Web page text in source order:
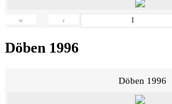
« ‹
Döben 1996
Döben 1996